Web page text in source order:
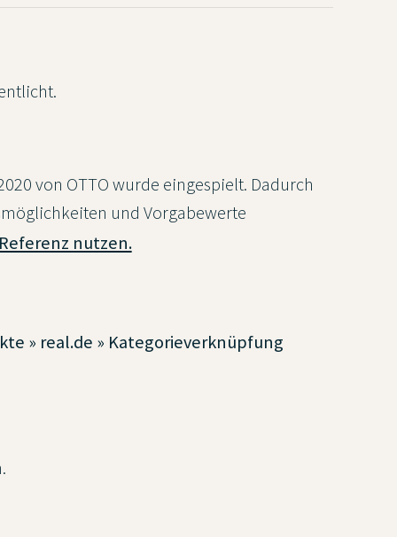
von OTTO wurde eingespielt. Dadurch
und Vorgabewerte
nutzen.
» real.de » Kategorieverknüpfung